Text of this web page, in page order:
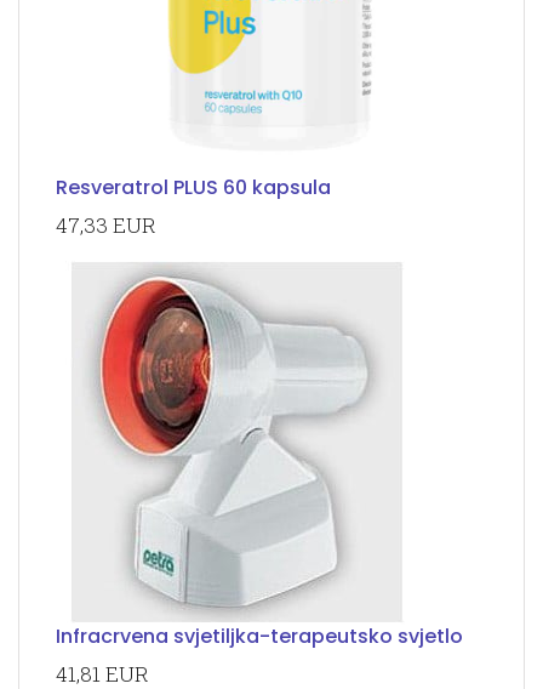
Resveratrol PLUS 60 kapsula
47,33 EUR
Infracrvena svjetiljka-terapeutsko svjetlo
41,81 EUR